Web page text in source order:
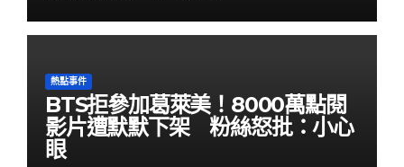
熱點事件
BTS拒參加葛萊美！8000萬點閱
影片遭默默下架 粉絲怒批：小心
眼